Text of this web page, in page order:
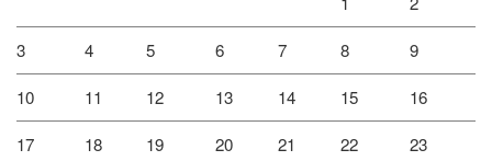
3 4 5 6 7 8 9
10 11 12 13 14 15 16
17 18 19 20 21 22 23